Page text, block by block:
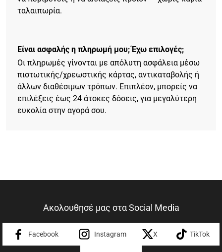
ταλαιπωρία.
Είναι ασφαλής η πληρωμή μου; Έχω επιλογές;
Οι πληρωμές γίνονται με απόλυτη ασφάλεια μέσω
πιστωτικής/χρεωστικής κάρτας, αντικαταβολής ή
άλλων διαθέσιμων τρόπων. Επιπλέον, μπορείς να
επιλέξεις έως 24 άτοκες δόσεις, για μεγαλύτερη
ευκολία στην αγορά σου.
Ακολουθησέ μας στα Social Media
Facebook Instagram X TikTok